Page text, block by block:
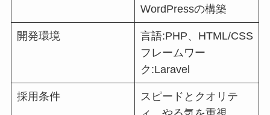
WordPressの構築
開発環境
言語:PHP、HTML/CSS
フレームワー
ク:Laravel
採用条件
スピードとクオリテ